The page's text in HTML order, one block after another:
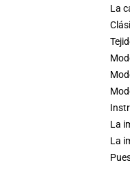
La
La
La